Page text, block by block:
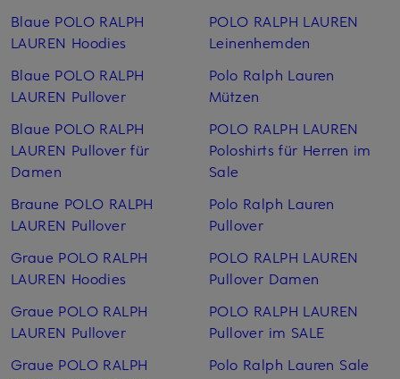
Blaue POLO RALPH
LAUREN Hoodies
Blaue POLO RALPH
LAUREN Pullover
Blaue POLO RALPH
LAUREN Pullover für
Damen
Braune POLO RALPH
LAUREN Pullover
Graue POLO RALPH
LAUREN Hoodies
Graue POLO RALPH
LAUREN Pullover
Graue POLO RALPH
POLO RALPH LAUREN
Leinen­hemden
Polo Ralph Lauren
Mützen
POLO RALPH LAUREN
Poloshirts für Herren im
Sale
Polo Ralph Lauren
Pullover
POLO RALPH LAUREN
Pullover Damen
POLO RALPH LAUREN
Pullover im SALE
Polo Ralph Lauren Sale